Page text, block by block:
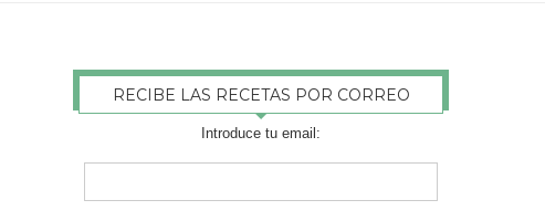
RECIBE LAS RECETAS POR CORREO
Introduce tu email: